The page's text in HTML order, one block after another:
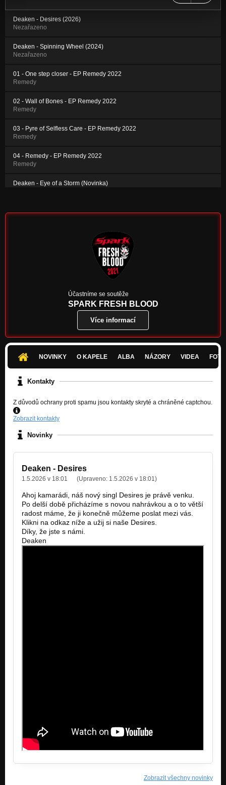
Deaken - Desires (2026)
Nezařazeno
Deaken - Spinning Wheel (2024)
Nezařazeno
01 - One step closer - EP Remedy 2022
Remedy
02 - Wall of Bones - EP Remedy 2022
Remedy
03 - Pyre of Selfless Care - EP Remedy 2022
Remedy
04 - Remedy - EP Remedy 2022
Remedy
Deaken - Eye of a Storm (Novinka)
Účastníme se soutěže
SPARK FRESH BLOOD
Více informací
NOVINKY O KAPELE ALBA NÁZORY VIDEA
Kontakty
Z důvodů ochrany proti spamu jsou kontakty skryté a chráněné captchou.
Zobrazit kontakty
Novinky
Deaken - Desires
1.5.2026 v 18:01 (Upraveno: 1.5.2026 v 18:01)
Ahoj kamarádi, náš nový singl Desires je právě venku.
Po delší době přicházíme s novou nahrávkou a o to větší
radost máme, že ji konečně můžeme poslat mezi vás.
Klikni na odkaz níže a užij si naše Desires.
Díky, že jste s námi.
Deaken
Zobrazit všechny novinky